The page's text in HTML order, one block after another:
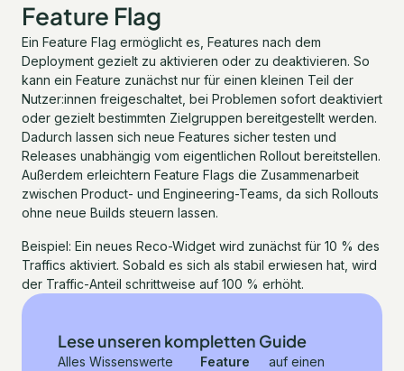
Feature Flag
Ein Feature Flag ermöglicht es, Features nach dem
Deployment gezielt zu aktivieren oder zu deaktivieren. So
kann ein Feature zunächst nur für einen kleinen Teil der
Nutzer:innen freigeschaltet, bei Problemen sofort deaktiviert
oder gezielt bestimmten Zielgruppen bereitgestellt werden.
Dadurch lassen sich neue Features sicher testen und
Releases unabhängig vom eigentlichen Rollout bereitstellen.
Außerdem erleichtern Feature Flags die Zusammenarbeit
zwischen Product- und Engineering-Teams, da sich Rollouts
ohne neue Builds steuern lassen.
Beispiel: Ein neues Reco-Widget wird zunächst für 10 % des
Traffics aktiviert. Sobald es sich als stabil erwiesen hat, wird
der Traffic-Anteil schrittweise auf 100 % erhöht.
Lese unseren kompletten Guide
Alles Wissenswerte
Feature
auf einen